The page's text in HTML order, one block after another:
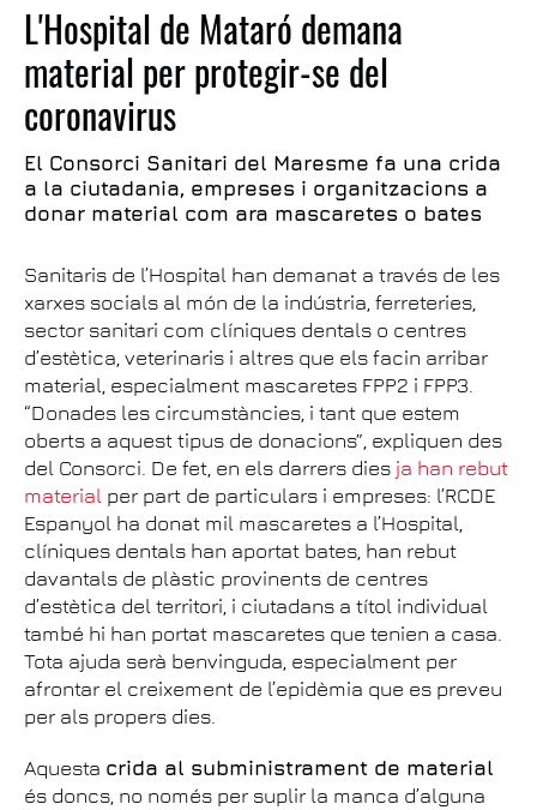
L'Hospital de Mataró demana
material per protegir-se del
coronavirus
El Consorci Sanitari del Maresme fa una crida
a la ciutadania, empreses i organitzacions a
donar material com ara mascaretes o bates
Sanitaris de l’Hospital han demanat a través de les
xarxes socials al món de la indústria, ferreteries,
sector sanitari com clíniques dentals o centres
d’estètica, veterinaris i altres que els facin arribar
material, especialment mascaretes FPP2 i FPP3.
“Donades les circumstàncies, i tant que estem
oberts a aquest tipus de donacions”, expliquen des
del Consorci. De fet, en els darrers dies ja han rebut
material per part de particulars i empreses: l’RCDE
Espanyol ha donat mil mascaretes a l’Hospital,
clíniques dentals han aportat bates, han rebut
davantals de plàstic provinents de centres
d’estètica del territori, i ciutadans a títol individual
també hi han portat mascaretes que tenien a casa.
Tota ajuda serà benvinguda, especialment per
afrontar el creixement de l’epidèmia que es preveu
per als propers dies.
Aquesta crida al subministrament de material
és doncs, no només per suplir la manca d’alguna